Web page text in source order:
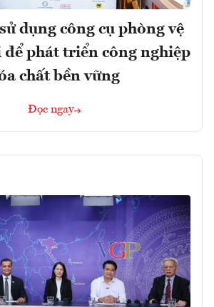
dụng công cụ phòng vệ
phát triển công nghiệp
chất bền vững
Đọc ngay